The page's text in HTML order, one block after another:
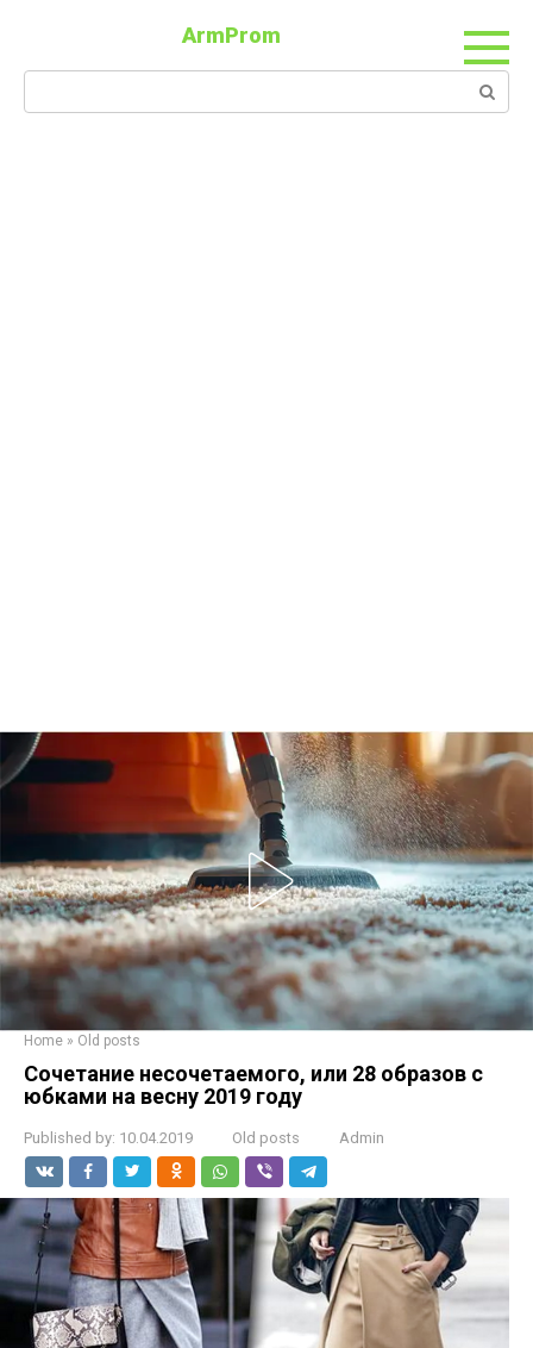
ArmProm
Home » Old posts
Сочетание несочетаемого, или 28 образов с
юбками на весну 2019 году
Published by: 10.04.2019 Old posts Admin